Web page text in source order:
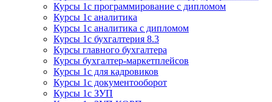
Курсы 1с программирование с дипломом
Курсы 1с аналитика
Курсы 1с аналитика с дипломом
Курсы 1с бухгалтерия 8.3
Курсы главного бухгалтера
Курсы бухгалтер-маркетплейсов
Курсы 1с для кадровиков
Курсы 1с документооборот
Курсы 1с ЗУП